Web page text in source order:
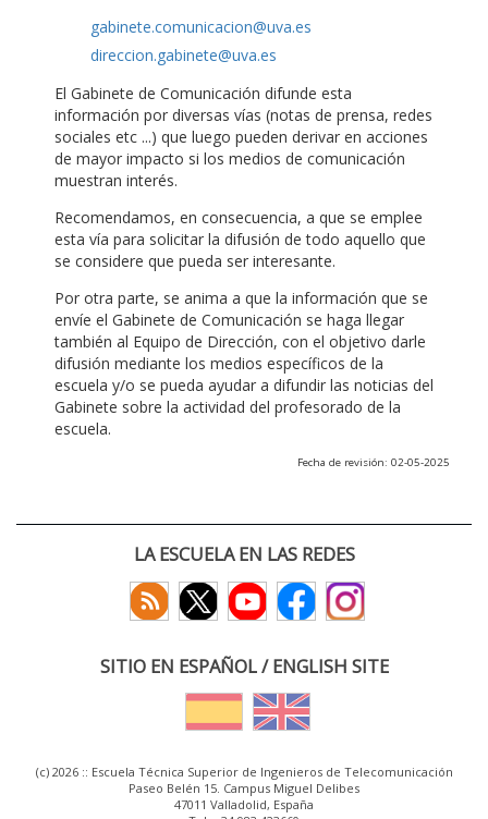
gabinete.comunicacion@uva.es
direccion.gabinete@uva.es
El Gabinete de Comunicación difunde esta
información por diversas vías (notas de prensa, redes
sociales etc ...) que luego pueden derivar en acciones
de mayor impacto si los medios de comunicación
muestran interés.
Recomendamos, en consecuencia, a que se emplee
esta vía para solicitar la difusión de todo aquello que
se considere que pueda ser interesante.
Por otra parte, se anima a que la información que se
envíe el Gabinete de Comunicación se haga llegar
también al Equipo de Dirección, con el objetivo darle
difusión mediante los medios específicos de la
escuela y/o se pueda ayudar a difundir las noticias del
Gabinete sobre la actividad del profesorado de la
escuela.
Fecha de revisión: 02-05-2025
LA ESCUELA EN LAS REDES
SITIO EN ESPAÑOL / ENGLISH SITE
(c) 2026 :: Escuela Técnica Superior de Ingenieros de Telecomunicación
Paseo Belén 15. Campus Miguel Delibes
47011 Valladolid, España